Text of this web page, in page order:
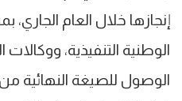
إنجازها خلال العام
الوطنية التنفيذية،
الوصول للصيغة النهائية من